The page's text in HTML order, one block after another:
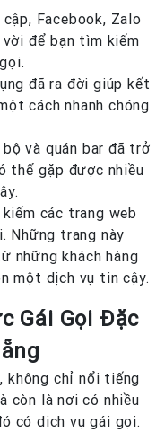
Facebook, Zalo
để bạn tìm kiếm
đã ra đời giúp kết
cách nhanh chóng
và quán bar đã trở
thể gặp được nhiều
các trang web
Những trang này
những khách hàng
một dịch vụ tin cậy.
Gái Gọi Đặc
không chỉ nổi tiếng
còn là nơi có nhiều
có dịch vụ gái gọi.